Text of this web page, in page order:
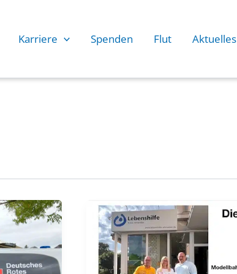
Karriere Spenden Flut Aktuelles